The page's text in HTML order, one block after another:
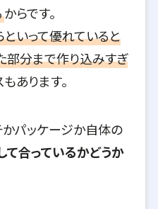
からです。
といって優れていると
部分まで作り込みすぎ
あります。
かパッケージか自体の
て合っているかどうか